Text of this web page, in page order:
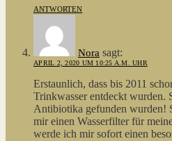
ANTWORTEN
Nora sagt:
APRIL 2, 2020 UM 10:25 A.M. UHR
Erstaunlich, dass bis 2011
Trinkwasser entdeckt wurden.
Antibiotika gefunden wurden!
mir einen Wasserfilter für
werde ich mir sofort einen